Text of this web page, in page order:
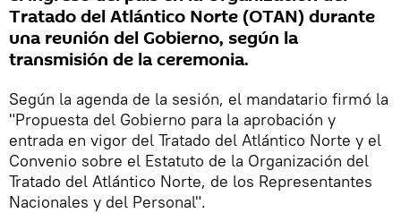
Tratado del Atlántico Norte (OTAN) durante
una reunión del Gobierno, según la
transmisión de la ceremonia.
Según la agenda de la sesión, el mandatario firmó la
"Propuesta del Gobierno para la aprobación y
entrada en vigor del Tratado del Atlántico Norte y el
Convenio sobre el Estatuto de la Organización del
Tratado del Atlántico Norte, de los Representantes
Nacionales y del Personal".